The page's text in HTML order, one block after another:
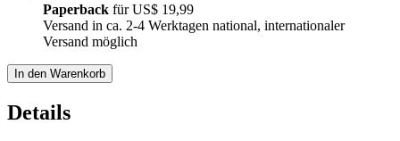
Paperback fürUS$ 19,99
Versand in ca. 2-4 Werktagen national, internationaler
Versand möglich
In den Warenkorb
Details